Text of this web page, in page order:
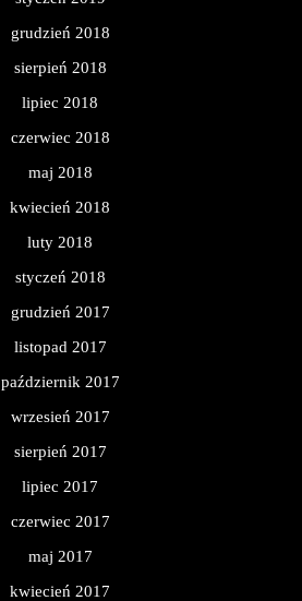
grudzień 2018
sierpień 2018
lipiec 2018
czerwiec 2018
maj 2018
kwiecień 2018
luty 2018
styczeń 2018
grudzień 2017
listopad 2017
październik 2017
wrzesień 2017
sierpień 2017
lipiec 2017
czerwiec 2017
maj 2017
kwiecień 2017